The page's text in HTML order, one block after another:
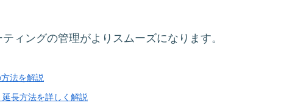
ィングの管理がよりスムーズになります。
法を解説
長方法を詳しく解説